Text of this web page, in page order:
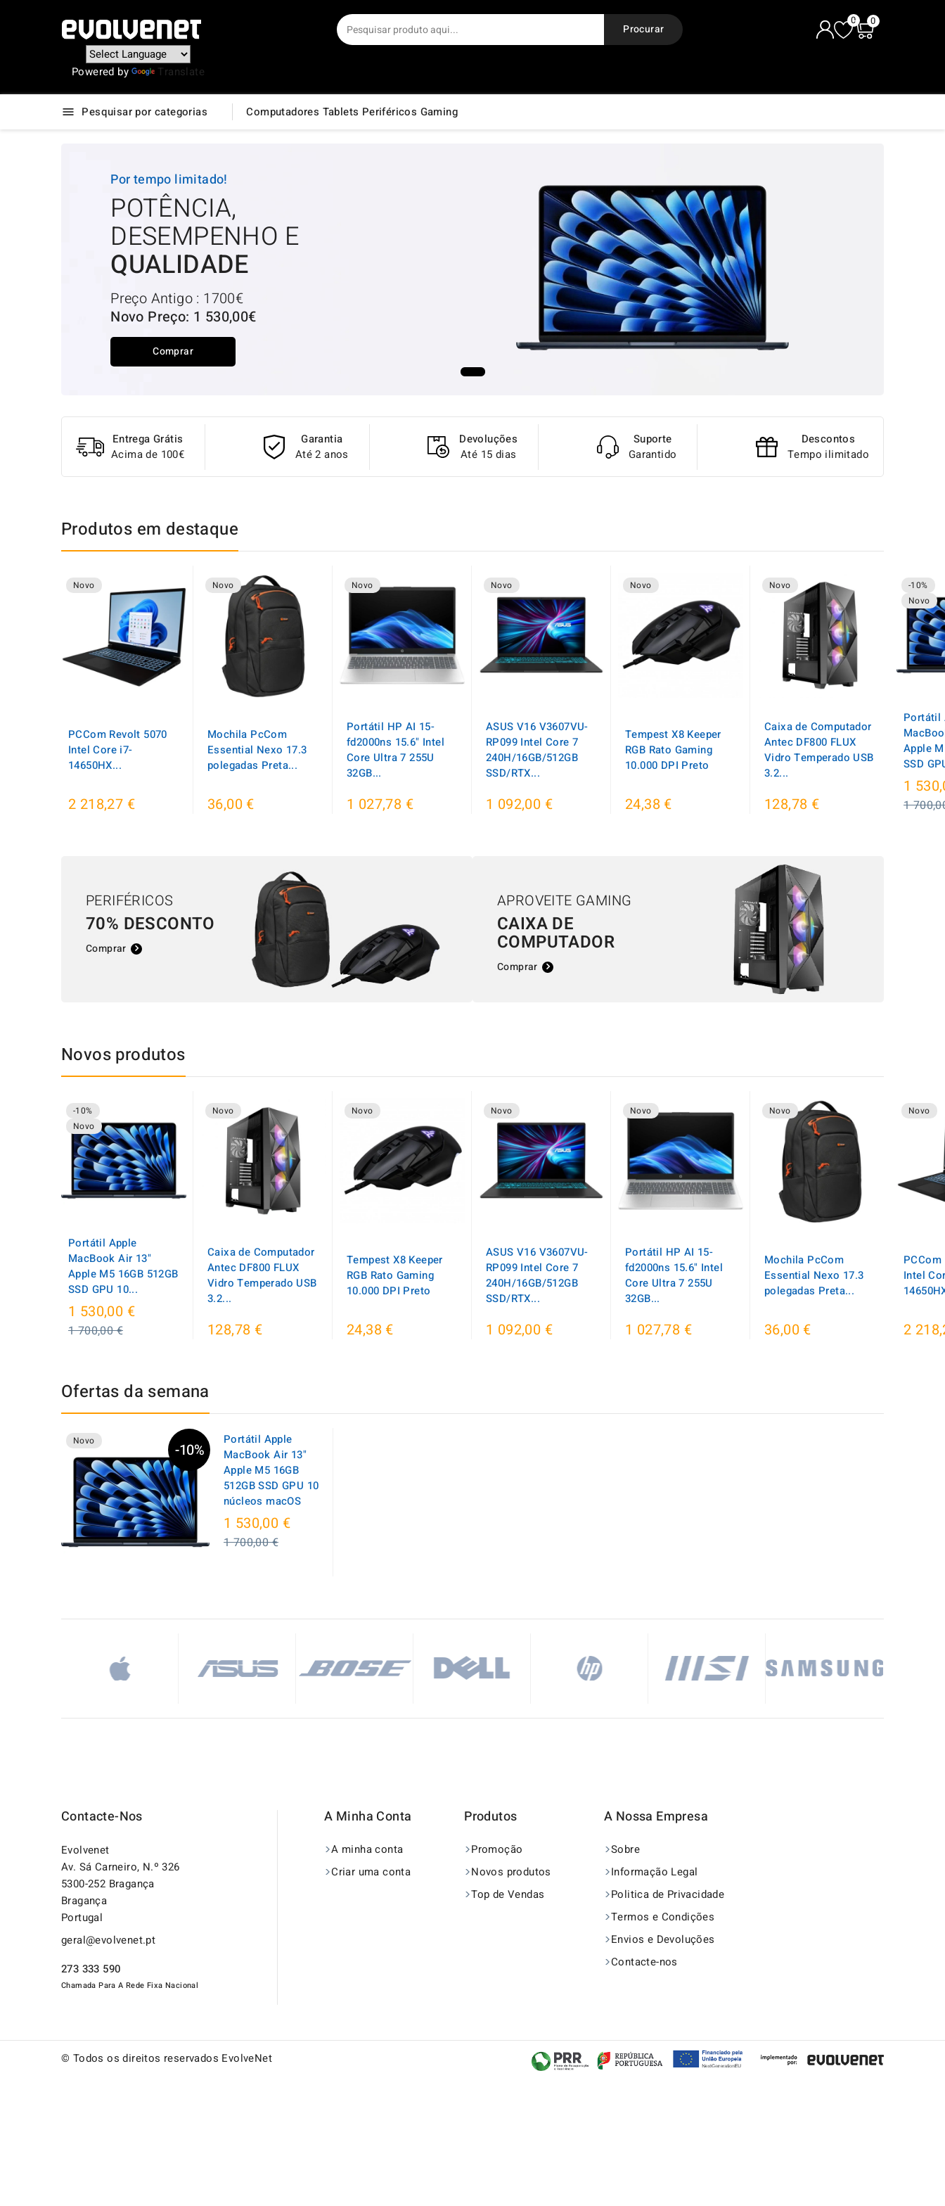
Procurar
0 0
Powered by Translate
 Pesquisar por categorias Computadores Tablets Periféricos Gaming
Por tempo limitado!
POTÊNCIA,
DESEMPENHO E
QUALIDADE
Preço Antigo : 1700€
Novo Preço: 1 530,00€
Comprar
Entrega Grátis
Acima de 100€
Garantia
Até 2 anos
Devoluções
Até 15 dias
Suporte
Garantido
Descontos
Tempo ilimitado
Produtos em destaque
Novo
PCCom Revolt 5070
Intel Core i7-
14650HX...
2 218,27 €
Novo
Mochila PcCom
Essential Nexo 17.3
polegadas Preta...
36,00 €
Novo
Portátil HP AI 15-
fd2000ns 15.6" Intel
Core Ultra 7 255U
32GB...
1 027,78 €
Novo
ASUS V16 V3607VU-
RP099 Intel Core 7
240H/16GB/512GB
SSD/RTX...
1 092,00 €
Novo
Tempest X8 Keeper
RGB Rato Gaming
10.000 DPI Preto
24,38 €
Novo
Caixa de Computador
Antec DF800 FLUX
Vidro Temperado USB
3.2...
128,78 €
-10%
Novo
Portátil
Apple
SSD
1
1
PERIFÉRICOS
70% DESCONTO
Comprar
APROVEITE GAMING
CAIXA DE
COMPUTADOR
Comprar
Novos produtos
-10%
Novo
Portátil Apple
MacBook Air 13"
Apple M5 16GB 512GB
SSD GPU 10...
1 530,00 €Preço
1 700,00 €
Novo
Caixa de Computador
Antec DF800 FLUX
Vidro Temperado USB
3.2...
128,78 €
Novo
Tempest X8 Keeper
RGB Rato Gaming
10.000 DPI Preto
24,38 €
Novo
ASUS V16 V3607VU-
RP099 Intel Core 7
240H/16GB/512GB
SSD/RTX...
1 092,00 €
Novo
Portátil HP AI 15-
fd2000ns 15.6" Intel
Core Ultra 7 255U
32GB...
1 027,78 €
Novo
Mochila PcCom
Essential Nexo 17.3
polegadas Preta...
36,00 €
Novo
Intel
2
Ofertas da semana
-10%
Novo
Portátil Apple
MacBook Air 13"
Apple M5 16GB
512GB SSD GPU 10
núcleos macOS
1 530,00 €Preço
1 700,00 €
Contacte-Nos
Evolvenet
Av. Sá Carneiro, N.º 326
5300-252 Bragança
Bragança
Portugal
geral@evolvenet.pt
273 333 590
A Minha Conta
A minha conta
Criar uma conta
Produtos
Promoção
Novos produtos
Top de Vendas
A Nossa Empresa
Sobre
Informação Legal
Politica de Privacidade
Termos e Condições
Envios e Devoluções
Contacte-nos
© Todos os direitos reservados EvolveNet